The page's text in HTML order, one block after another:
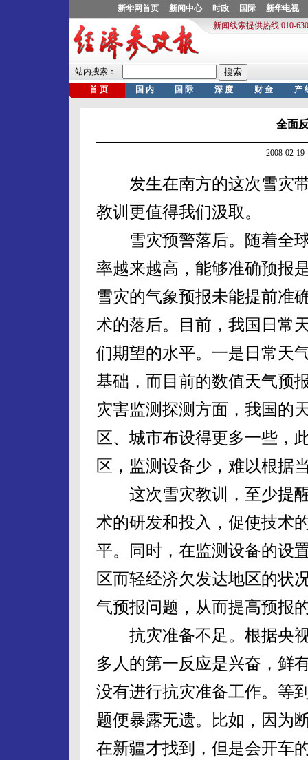
全面
2008-02-
发生在南方的这次雪灾带
教训更值得我们汲取。
雪灾预警落后。随着全球
率越来越高，能够准确预报
雪灾的气象预报未能提前准
术的落后。目前，我国日常
们期望的水平。一是日常天
基础，而目前的数值天气预
灾害监测探测方面，我国的
区、城市布设得更多一些，
区，监测设备少，难以根据
这次雪灾教训，至少提醒
术的研发和投入，促使技术
平。同时，在监测设备的设
区而轻经济欠发达地区的状
气预报问题，从而提高预报
抗灾准备不足。根据央视
多人的第一反应是兴奋，鲜
没有进行抗灾准备工作。等
题便暴露无遗。比如，因为
在新疆才找到，但是会开车